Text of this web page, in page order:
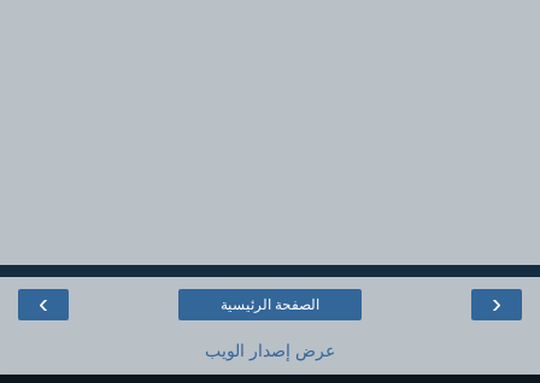
‹
› الصفحة الرئيسية
عرض إصدار الويب